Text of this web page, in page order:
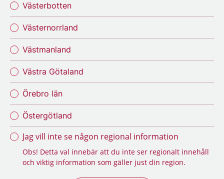
Västerbotten
Västernorrland
Västmanland
Västra Götaland
Örebro län
Östergötland
Jag vill inte se någon regional information
Obs! Detta val innebär att du inte ser regionalt innehåll
och viktig information som gäller just din region.